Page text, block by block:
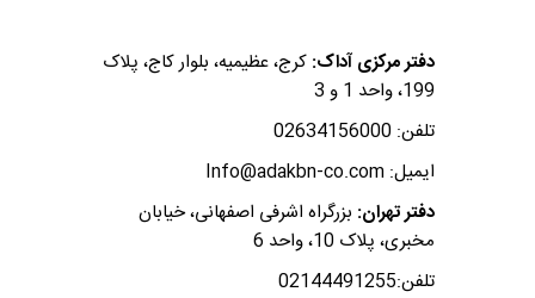
دفتر مرکزی آداک: کرج، عظیمیه، بلوار کاج، پلاک
199، واحد 1 و 3
تلفن: 02634156000
ایمیل: Info@adakbn-co.com
دفتر تهران: بزرگراه اشرفی اصفهانی، خیابان
مخبری، پلاک 10، واحد 6
تلفن:02144491255